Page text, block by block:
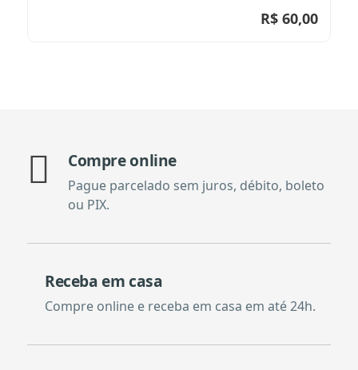
R$ 60,00
Compre online
Pague parcelado sem juros, débito, boleto
ou PIX.
Receba em casa
Compre online e receba em casa em até 24h.